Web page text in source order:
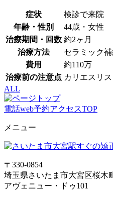
症状
検診で来院
年齢・性別
44歳・女性
治療期間・回数 約2ヶ月
治療方法
セラミック
費用
約110万
治療前の注意点 カリエスリ
ALL
電話web予約アクセスTOP
メニュー
〒330-0854
埼玉県さいたま市大宮区桜木
アヴェニュー・ドゥ101